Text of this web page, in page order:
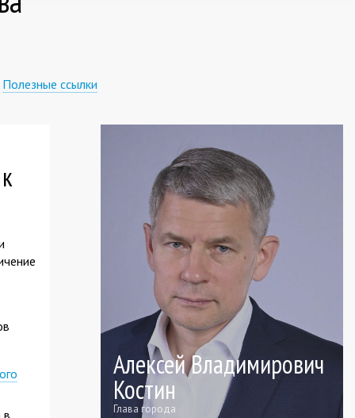
Полезные ссылки
в
Алексей Владимирович
Костин
Глава города